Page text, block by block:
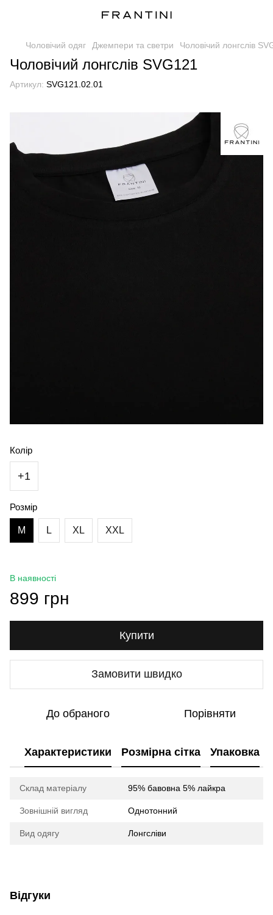
Чоловічий одяг Джемпери та светри Чоловічий лонгслів
Чоловічий лонгслів SVG121
Артикул: SVG121.02.01
Колір
+1
Розмір
M L XL XXL
В наявності
899 грн
Купити
Замовити швидко
До обраного Порівняти
Характеристики Розмірна сітка Упаковка
Склад матеріалу 95% бавовна 5% лайкра
Зовнішній вигляд Однотонний
Вид одягу Лонгсліви
Відгуки